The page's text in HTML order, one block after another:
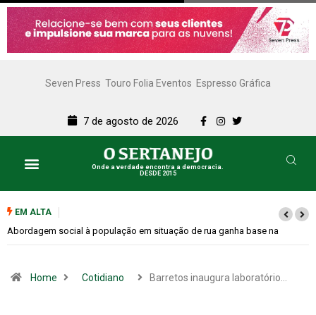
Seven Press Touro Folia Eventos Espresso Gráfica
7 de agosto de 2026
Onde a verdade encontra a democracia.
DESDE 2015
EM ALTA
Cemitérios terão horário especial e missas no Dia dos Pais
Home Cotidiano Barretos inaugura laboratório…